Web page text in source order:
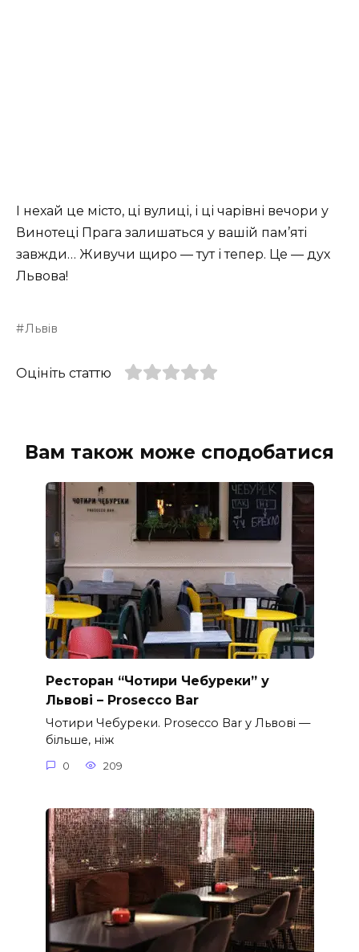
І нехай це місто, ці вулиці, і ці чарівні вечори у
Винотеці Прага залишаться у вашій пам’яті
завжди… Живучи щиро — тут і тепер. Це — дух
Львова!
Львів
Оцініть статтю
Вам також може сподобатися
Ресторан “Чотири Чебуреки” у
Львові – Prosecco Bar
Чотири Чебуреки. Prosecco Bar у Львові —
більше, ніж
0 209